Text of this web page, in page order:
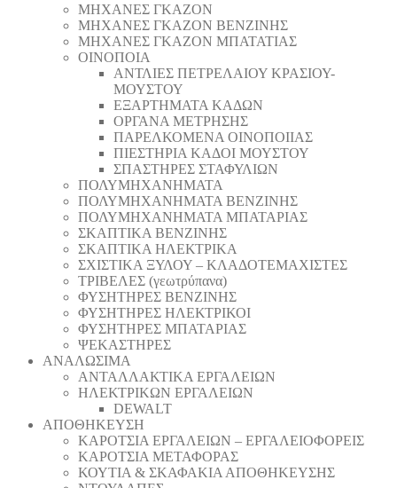
ΜΗΧΑΝΕΣ ΓΚΑΖΟΝ
ΜΗΧΑΝΕΣ ΓΚΑΖΟΝ ΒΕΝΖΙΝΗΣ
ΜΗΧΑΝΕΣ ΓΚΑΖΟΝ ΜΠΑΤΑΤΙΑΣ
ΟΙΝΟΠΟΙΑ
ΑΝΤΛΙΕΣ ΠΕΤΡΕΛΑΙΟΥ ΚΡΑΣΙΟΥ-
ΜΟΥΣΤΟΥ
ΕΞΑΡΤΗΜΑΤΑ ΚΑΔΩΝ
ΟΡΓΑΝΑ ΜΕΤΡΗΣΗΣ
ΠΑΡΕΛΚΟΜΕΝΑ ΟΙΝΟΠΟΙΙΑΣ
ΠΙΕΣΤΗΡΙΑ ΚΑΔΟΙ ΜΟΥΣΤΟΥ
ΣΠΑΣΤΗΡΕΣ ΣΤΑΦΥΛΙΩΝ
ΠΟΛΥΜΗΧΑΝΗΜΑΤΑ
ΠΟΛΥΜΗΧΑΝΗΜΑΤΑ ΒΕΝΖΙΝΗΣ
ΠΟΛΥΜΗΧΑΝΗΜΑΤΑ ΜΠΑΤΑΡΙΑΣ
ΣΚΑΠΤΙΚΑ ΒΕΝΖΙΝΗΣ
ΣΚΑΠΤΙΚΑ ΗΛΕΚΤΡΙΚΑ
ΣΧΙΣΤΙΚΑ ΞΥΛΟΥ – ΚΛΑΔΟΤΕΜΑΧΙΣΤΕΣ
ΤΡΙΒΕΛΕΣ (γεωτρύπανα)
ΦΥΣΗΤΗΡΕΣ ΒΕΝΖΙΝΗΣ
ΦΥΣΗΤΗΡΕΣ ΗΛΕΚΤΡΙΚΟΙ
ΦΥΣΗΤΗΡΕΣ ΜΠΑΤΑΡΙΑΣ
ΨΕΚΑΣΤΗΡΕΣ
ΑΝΑΛΩΣΙΜΑ
ΑΝΤΑΛΛΑΚΤΙΚΑ ΕΡΓΑΛΕΙΩΝ
ΗΛΕΚΤΡΙΚΩΝ ΕΡΓΑΛΕΙΩΝ
DEWALT
ΑΠΟΘΗΚΕΥΣΗ
ΚΑΡΟΤΣΙΑ ΕΡΓΑΛΕΙΩΝ – ΕΡΓΑΛΕΙΟΦΟΡΕΙΣ
ΚΑΡΟΤΣΙΑ ΜΕΤΑΦΟΡΑΣ
ΚΟΥΤΙΑ & ΣΚΑΦΑΚΙΑ ΑΠΟΘΗΚΕΥΣΗΣ